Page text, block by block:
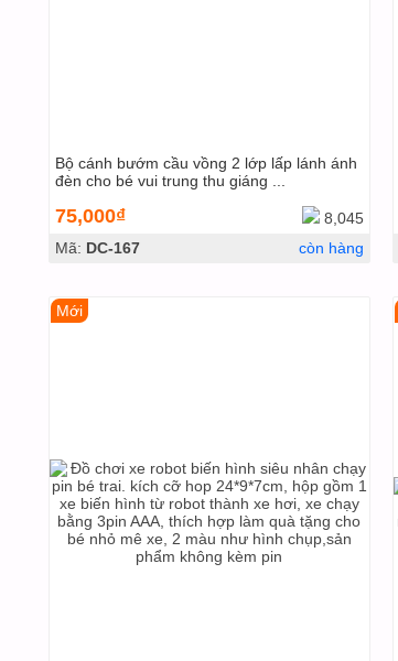
Bộ cánh bướm cầu vồng 2 lớp lấp lánh ánh
đèn cho bé vui trung thu giáng ...
75,000₫
8,045
Mã: DC-167 còn hàng
Mới